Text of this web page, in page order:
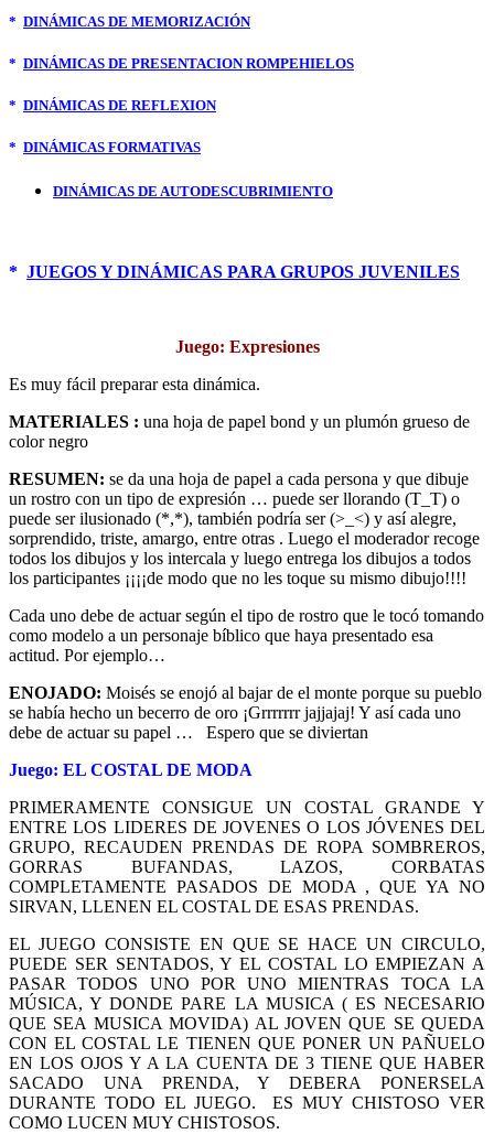
* DINÁMICAS DE MEMORIZACIÓN
* DINÁMICAS DE PRESENTACION ROMPEHIELOS
* DINÁMICAS DE REFLEXION
* DINÁMICAS FORMATIVAS
DINÁMICAS DE AUTODESCUBRIMIENTO
* JUEGOS Y DINÁMICAS PARA GRUPOS JUVENILES
Juego: Expresiones
Es muy fácil preparar esta dinámica.
MATERIALES : una hoja de papel bond y un plumón grueso de
color negro
RESUMEN: se da una hoja de papel a cada persona y que dibuje
un rostro con un tipo de expresión … puede ser llorando (T_T) o
puede ser ilusionado (*,*), también podría ser (>_<) y así alegre,
sorprendido, triste, amargo, entre otras . Luego el moderador recoge
todos los dibujos y los intercala y luego entrega los dibujos a todos
los participantes ¡¡¡¡de modo que no les toque su mismo dibujo!!!!
Cada uno debe de actuar según el tipo de rostro que le tocó tomando
como modelo a un personaje bíblico que haya presentado esa
actitud. Por ejemplo…
ENOJADO: Moisés se enojó al bajar de el monte porque su pueblo
se había hecho un becerro de oro ¡Grrrrrrr jajjajaj! Y así cada uno
debe de actuar su papel … Espero que se diviertan
Juego: EL COSTAL DE MODA
PRIMERAMENTE CONSIGUE UN COSTAL GRANDE Y
ENTRE LOS LIDERES DE JOVENES O LOS JÓVENES DEL
GRUPO, RECAUDEN PRENDAS DE ROPA SOMBREROS,
GORRAS BUFANDAS, LAZOS, CORBATAS
COMPLETAMENTE PASADOS DE MODA , QUE YA NO
SIRVAN, LLENEN EL COSTAL DE ESAS PRENDAS.
EL JUEGO CONSISTE EN QUE SE HACE UN CIRCULO,
PUEDE SER SENTADOS, Y EL COSTAL LO EMPIEZAN A
PASAR TODOS UNO POR UNO MIENTRAS TOCA LA
MÚSICA, Y DONDE PARE LA MUSICA ( ES NECESARIO
QUE SEA MUSICA MOVIDA) AL JOVEN QUE SE QUEDA
CON EL COSTAL LE TIENEN QUE PONER UN PAÑUELO
EN LOS OJOS Y A LA CUENTA DE 3 TIENE QUE HABER
SACADO UNA PRENDA, Y DEBERA PONERSELA
DURANTE TODO EL JUEGO. ES MUY CHISTOSO VER
COMO LUCEN MUY CHISTOSOS.